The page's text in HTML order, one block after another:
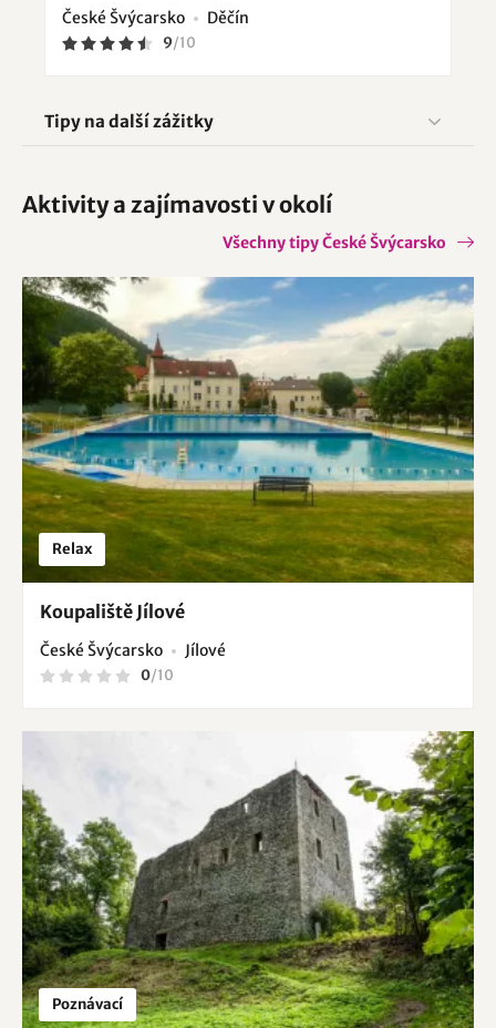
České Švýcarsko Děčín
9/10
Tipy na další zážitky
Aktivity a zajímavosti v okolí
Všechny tipy České Švýcarsko
Relax
Koupaliště Jílové
České Švýcarsko Jílové
0/10
Poznávací